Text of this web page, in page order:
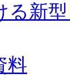
る新
料